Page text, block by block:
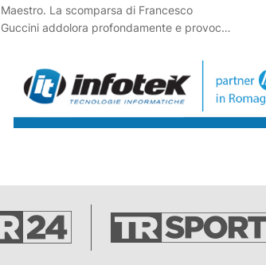
Maestro. La scomparsa di Francesco
Guccini addolora profondamente e provoca
cantautore, scrittore, illuminato intellettuale,
capace in modo unico di cantare e
raccontare la nostra terra, le persone, le
bellezze e le nostalgie delle storie di
della propria vita e della società attorno,
facendosi ispirare dal suo sguardo poetico,
fine, impegnato, unico nel cogliere le
sfumature, tra sogni, paure, speranze,
malinconie, quelle che ci uniscono tutti e